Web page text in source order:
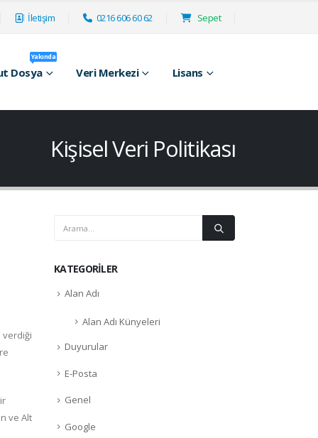
İletişim 0216 606 60 62 Sepet
Dosya
Yakında
Veri Merkezi Lisans
Kişisel Veri Politikası
verdiği
ve Alt
KATEGORILER
Alan Adı
Alan Adı Künyeleri
Duyurular
E-Posta
Genel
Google